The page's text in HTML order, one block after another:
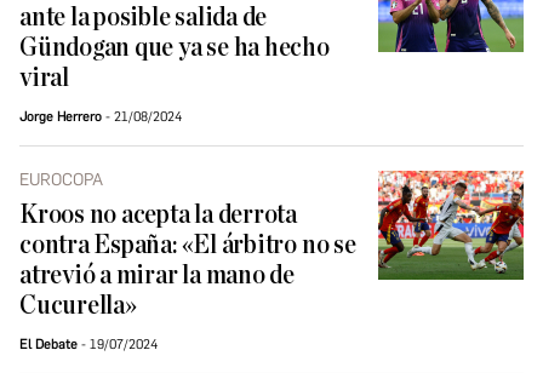
ante la posible salida de
Gündogan que ya se ha hecho
viral
Jorge Herrero 21/08/2024
EUROCOPA
Kroos no acepta la derrota
contra España: «El árbitro no se
atrevió a mirar la mano de
Cucurella»
El Debate 19/07/2024